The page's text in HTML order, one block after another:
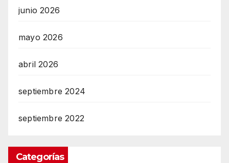
junio 2026
mayo 2026
abril 2026
septiembre 2024
septiembre 2022
Categorías